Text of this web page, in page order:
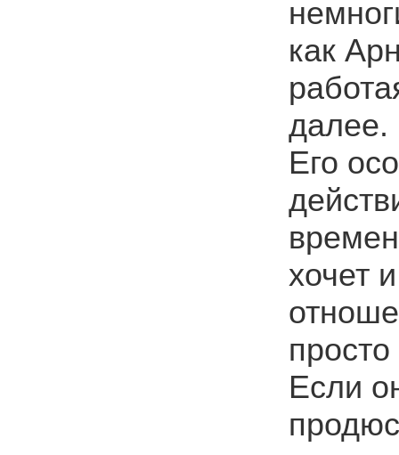
как
далее.
Его
хочет
Если